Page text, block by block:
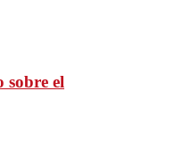
sobre el